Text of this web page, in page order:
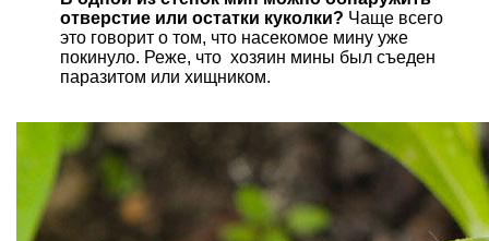
отверстие или остатки куколки? Чаще всего
это говорит о том, что насекомое мину уже
покинуло. Реже, что хозяин мины был съеден
паразитом или хищником.